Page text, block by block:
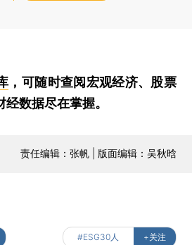
，可随时查阅宏观经济、股票
数据尽在掌握。
责任编辑：张帆 | 版面编辑：吴秋晗
#ESG30人 +关注